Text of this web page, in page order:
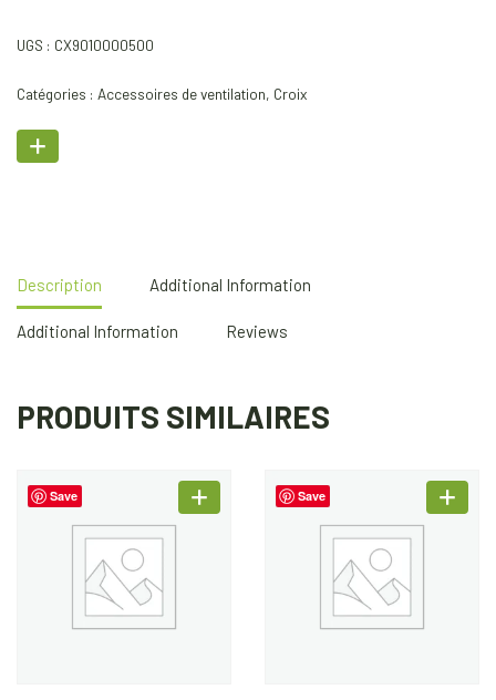
UGS : CX9010000500
Catégories : Accessoires de ventilation, Croix
Description Additional Information
Additional Information Reviews
PRODUITS SIMILAIRES
Save Save